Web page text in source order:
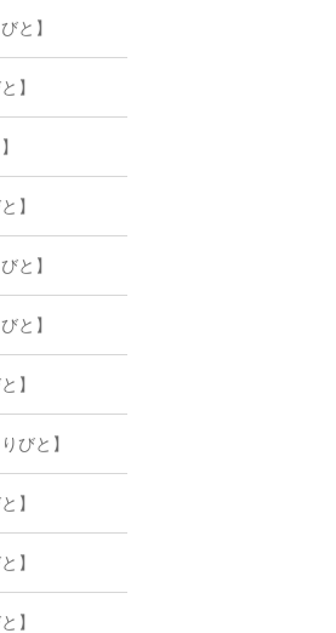
と】
】
】
と】
と】
】
びと】
】
】
】